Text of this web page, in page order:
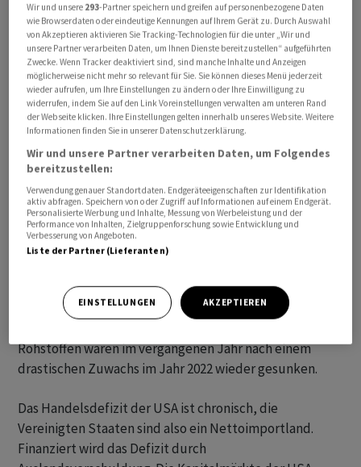
Gegenüber dem Vormonat stieg es um 0,3 Milliarden auf
62,2 Milliarden US-Dollar, wie das Handelsministerium
am Mittwoch in Washington mitteilte. Analysten hatten
im Schnitt ein etwas geringeres Defizit von 62,0
Milliarden erwartet. Die Exporte stiegen, die Importe
jedoch noch deutlicher.
Im Gesamtjahr 2023 ging das Handelsdefizit dagegen
kräftig zurück. Zum Vorjahr sank es um 177,8 Milliarden
Ausfuhren stiegen, während die Einfuhren stark
zurückgingen. Besonders deutlich verringerten sich die
Rohstoffen waren im vergangenen Jahr nach einem
drastischen Zuwachs im Jahr 2022 wieder gesunken.
Das Handelsdefizit der USA ist chronisch, die
Vereinigten Staaten sind also ein Nettoimportland.
Finanziert wird das Defizit durch
Wir und unsere 293-Partner speichern und greifen auf personenbezogene Daten
wie Browserdaten oder eindeutige Kennungen auf Ihrem Gerät zu. Durch Auswahl
von Akzeptieren aktivieren Sie Tracking-Technologien für die unter „Wir und
unsere Partner verarbeiten Daten, um Ihnen Dienste bereitzustellen“ aufgeführten
Zwecke. Wenn Tracker deaktiviert sind, sind manche Inhalte und Anzeigen
möglicherweise nicht mehr so relevant für Sie. Sie können dieses Menü jederzeit
wieder aufrufen, um Ihre Einstellungen zu ändern oder Ihre Einwilligung zu
widerrufen, indem Sie auf den Link Voreinstellungen verwalten am unteren Rand
der Webseite klicken. Ihre Einstellungen gelten innerhalb unseres Website. Weitere
Informationen finden Sie in unserer Datenschutzerklärung.
Wir und unsere Partner verarbeiten Daten, um Folgendes
bereitzustellen:
Verwendung genauer Standortdaten. Endgeräteeigenschaften zur Identifikation
aktiv abfragen. Speichern von oder Zugriff auf Informationen auf einem Endgerät.
Personalisierte Werbung und Inhalte, Messung von Werbeleistung und der
Performance von Inhalten, Zielgruppenforschung sowie Entwicklung und
Verbesserung von Angeboten.
Liste der Partner (Lieferanten)
EINSTELLUNGEN AKZEPTIEREN